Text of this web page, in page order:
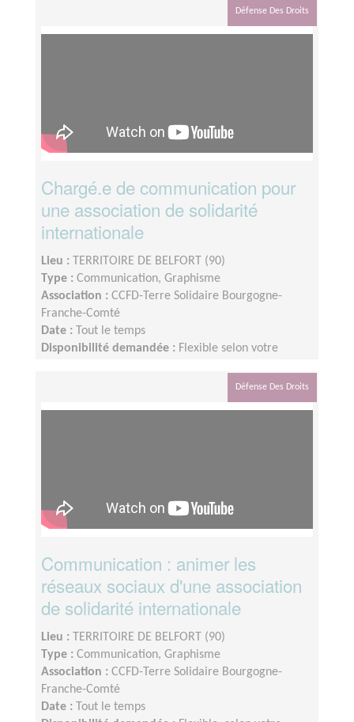
sollicitation est plus importante de Septembre à
Défense Des Droits
Chargé.e de communication pour
une association de solidarité
internationale
Lieu :
TERRITOIRE DE BELFORT (90)
Type : Communication, Graphisme
Association : CCFD-Terre Solidaire Bourgogne-
Franche-Comté
Date :
Tout le temps
Disponibilité demandée : Flexible selon votre
événements programmés d’une année sur l’autre.
Défense Des Droits
Communication : animer les
réseaux sociaux d'une association
de solidarité internationale
Lieu :
TERRITOIRE DE BELFORT (90)
Type : Communication, Graphisme
Association : CCFD-Terre Solidaire Bourgogne-
Franche-Comté
Date :
Tout le temps